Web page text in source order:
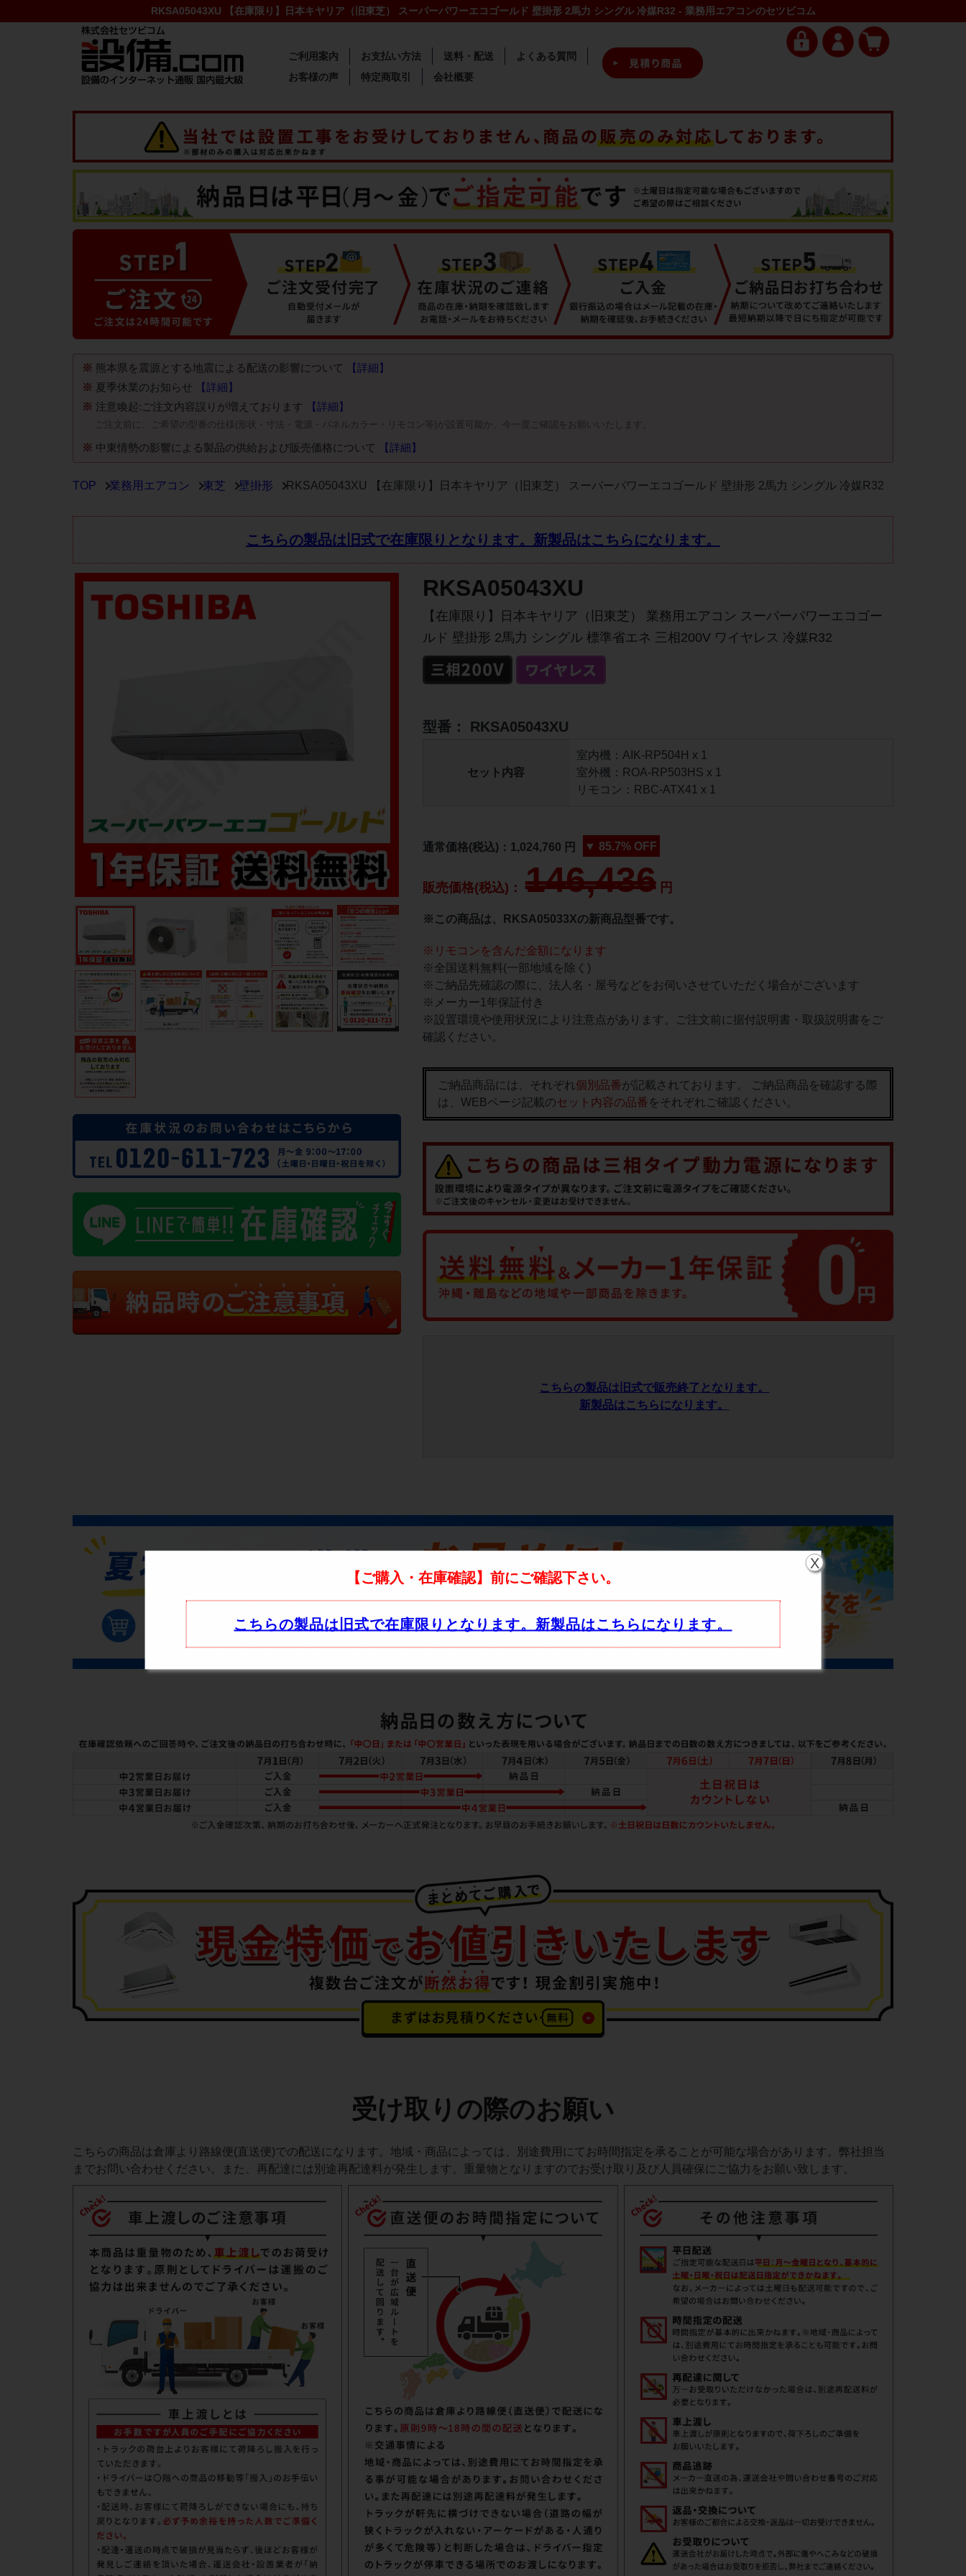
RKSA05043XU 【在庫限り】日本キヤリア（旧東芝） スーパーパワーエコゴールド 壁掛形 2馬力 シングル 冷媒R32 - 業務用エアコンのセツビコム
ご利用案内 お支払い方法 送料・配送
よくある質問
お客様の声
特定商取引 会社概要
※ 熊本県を震源とする地震による配送の影響について
【詳細】
※ 夏季休業のお知らせ
【詳細】
※ 注意喚起:ご注文内容誤りが増えております 【詳細】
ご注文前に、ご希望の型番の仕様(形状・寸法・電源・パネルカラー・リモコン等)が設置可能か、今一度ご確認をお願いいたします。
※ 中東情勢の影響による製品の供給および販売価格について 【詳細】
TOP 業務用エアコン 東芝 壁掛形 RKSA05043XU 【在庫限り】日本キヤリア（旧東芝） スーパーパワーエコゴールド 壁掛形 2馬力 シングル 冷媒R32
こちらの製品は旧式で在庫限りとなります。 新製品はこちらになります。
RKSA05043XU
【在庫限り】日本キヤリア（旧東芝） 業務用エアコン スーパーパワーエコゴー
ルド 壁掛形 2馬力 シングル 標準省エネ 三相200V ワイヤレス 冷媒R32
型番： RKSA05043XU
セット内容
室内機：AIK-RP504H x 1
室外機：ROA-RP503HS x 1
リモコン：RBC-ATX41 x 1
通常価格(税込)： 1,024,760 円 ▼ 85.7% OFF
販売価格(税込)： 146,436円
※この商品は、RKSA05033Xの新商品型番です。
※リモコンを含んだ金額になります
※全国送料無料(一部地域を除く)
※ご納品先確認の際に、法人名・屋号などをお伺いさせていただく場合がございます
※メーカー1年保証付き
※設置環境や使用状況により注意点があります。ご注文前に据付説明書・取扱説明書をご
確認ください。
ご納品商品には、それぞれ 個別品番が記載されております。 ご納品商品を確認する際
は、WEBページ記載のセット内容の品番をそれぞれご確認ください。
こちらの製品は旧式で販売終了となります。
新製品はこちらになります。
受け取りの際のお願い
こちらの商品は倉庫より路線便(直送便)での配送になります。地域・商品によっては、別途費用にてお時間指定を承ることが可能な場合があります。弊社担当
までお問い合わせください。また、再配達には別途再配達料が発生します。重量物となりますのでお受け取り及び人員確保にご協力をお願い致します。
【ご購入・在庫確認】前にご確認下さい。
こちらの製品は旧式で在庫限りとなります。新製品はこちらになります。
X